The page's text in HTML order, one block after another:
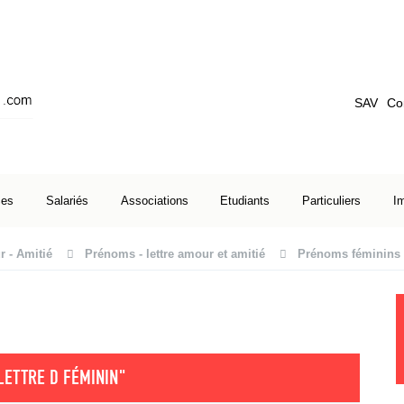
SAV
Salariés Associations Etudiants Particuliers
- Amitié Prénoms - lettre amour et amitié Prénoms féminins
D FÉMININ"